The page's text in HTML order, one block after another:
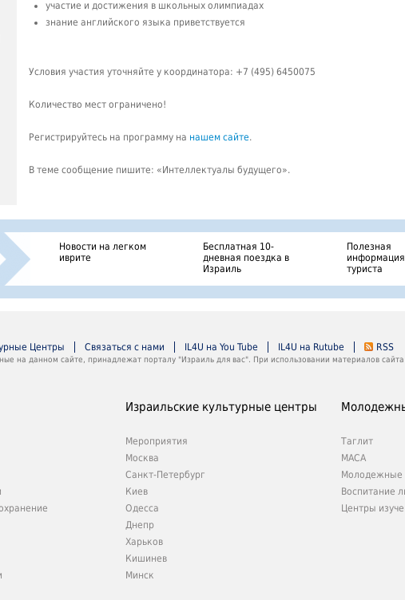
участие и достижения в школьных олимпиадах
знание английского языка приветствуется
Условия участия уточняйте у координатора: +7 (495) 6450075
Количество мест ограничено!
Регистрируйтесь на программу на нашем сайте.
В теме сообщение пишите: «Интеллектуалы будущего».
Новости на легком
иврите
Бесплатная 10-
дневная поездка в
Израиль
Полезная
туриста
Центры Связаться с нами IL4U на You Tube IL4U на Rutube RSS
на данном сайте, принадлежат порталу "Израиль для вас". При использовании материалов сайта
Израильские культурные центры
Мероприятия
Москва
Санкт-Петербург
Киев
Одесса
Днепр
Харьков
Кишинев
Минск
Таглит
МАСА
Молодежные
Воспитание
Центры